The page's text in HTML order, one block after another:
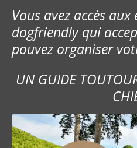
Vous avez accès
dogfriendly qui
pouvez organiser
UN GUIDE